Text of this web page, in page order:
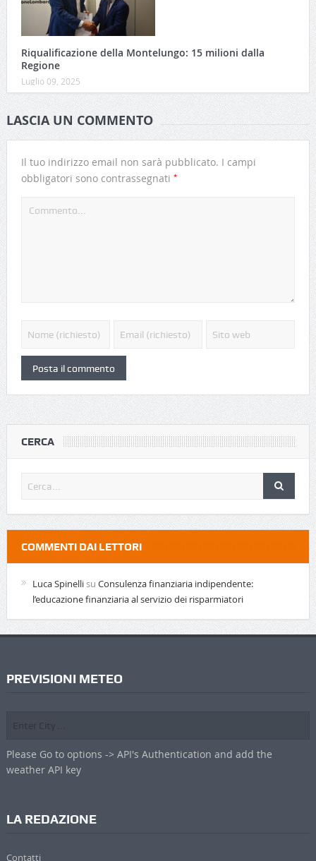
Riqualificazione della Montelungo: 15 milioni dalla
Regione
Luglio 09, 2025
LASCIA UN COMMENTO
Il tuo indirizzo email non sarà pubblicato. I campi
obbligatori sono contrassegnati *
CERCA
COMMENTI DAI LETTORI
Luca Spinellisu Consulenza finanziaria indipendente:
l’educazione finanziaria al servizio dei risparmiatori
PREVISIONI METEO
Please Go to options -> API's Authentication and add the
weather API key
LA REDAZIONE
Contatti